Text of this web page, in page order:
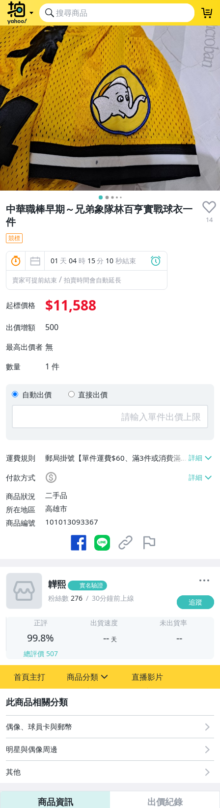
中華職棒早期～兄弟象隊林百亨實戰球衣一
件
14
競標
01 天 04 時 15分 09 秒結束
賣家可提前結束 / 拍賣時間會自動延長
起標價格 $11,588
出價增額 500
最高出價者 無
數量 1 件
自動出價 直接出價
運費規則
郵局掛號【單件運費$60、滿3件或消費滿
$3800免運費】
付款方式
商品狀況
二手品
所在地區
高雄市
商品編號
101013093367
韡熙 實名驗證
粉絲數 276 30分鐘前上線 追蹤
正評
99.8%
總評價 507
出貨速度
-- 天
未出貨率
--
首頁主打 商品分類
玩具、模型與公仔
偶像、球員卡與郵幣
直播影片
偶像、球員卡與郵幣
明星與偶像周邊
其他
商品資訊 出價紀錄